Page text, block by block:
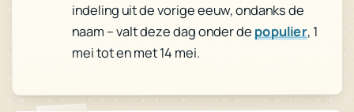
indeling uit de vorige eeuw, ondanks de
naam – valt deze dag onder de populier, 1
mei tot en met 14 mei.